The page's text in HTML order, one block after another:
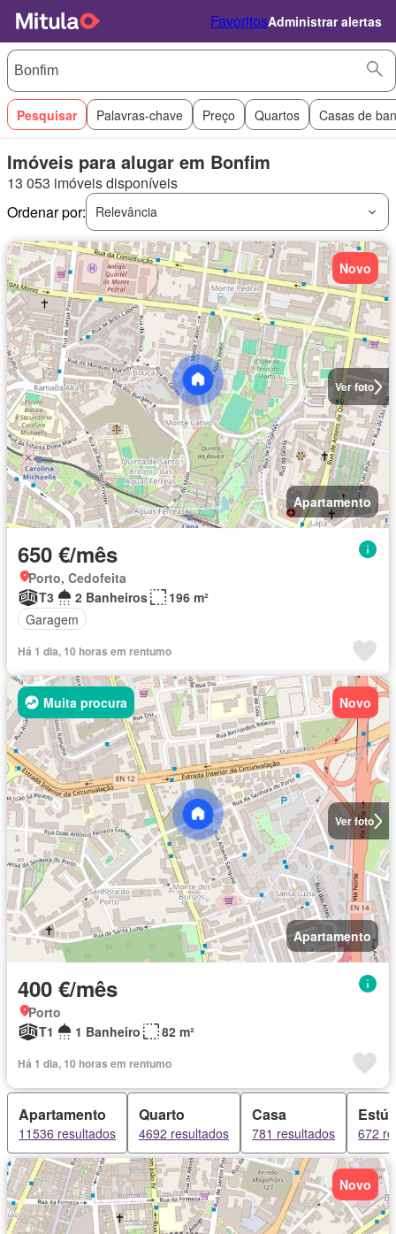
FavoritosAdministrar alertas
Pesquisar Palavras-chave Preço Quartos Casas de
Imóveis para alugar em Bonfim
13 053 imóveis disponíveis
Ordenar por:
Relevância
Ver foto
Novo
Apartamento
650 €/mês
Porto, Cedofeita
T3
2 Banheiros
196 m²
Garagem
Há 1 dia, 10 horas em rentumo
Ver foto
Muita procura Novo
Apartamento
400 €/mês
Porto
T1
1 Banheiro 82 m²
Há 1 dia, 10 horas em rentumo
Apartamento
11536 resultados
Quarto
4692 resultados
Casa
781 resultados 672
Novo